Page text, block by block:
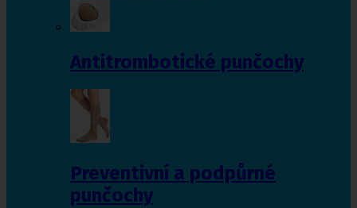
Antitrombotické punčochy
Preventivní a podpůrné
punčochy